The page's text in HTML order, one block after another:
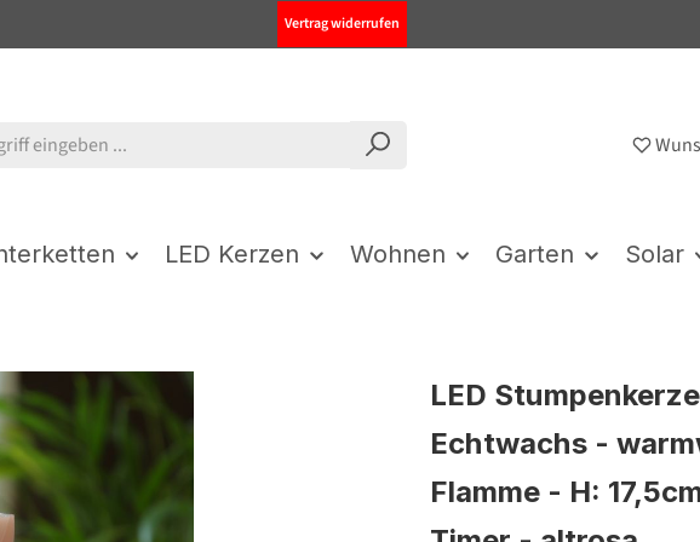
Vertrag widerrufen
LED Kerzen Wohnen Garten Solar
LED
Echtwachs -
Flamme - H: